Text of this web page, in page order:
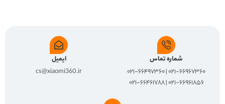
شماره تماس
۰۲۱-۶۶۹۶۷۳۶۰ | ۰۲۱-۶۶۴۹۷۳۶۰
۰۲۱-۶۶۹۶۱۸۵۶ | ۰۲۱-۶۶۴۶۱۷۸۸
ایمیل
cs@xiaomi360.ir